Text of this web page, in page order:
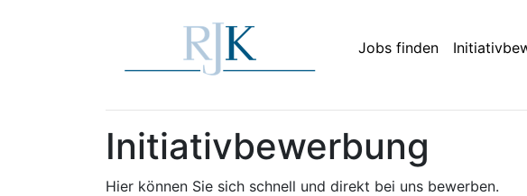
Jobs finden
Initiativbewerbung
Hier können Sie sich schnell und direkt bei uns bewerben.